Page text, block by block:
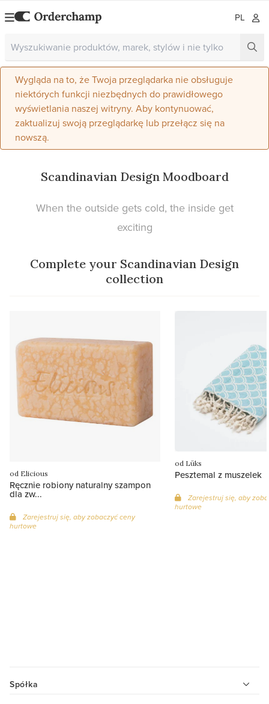
PL
Wygląda na to, że Twoja przeglądarka nie obsługuje
niektórych funkcji niezbędnych do prawidłowego
wyświetlania naszej witryny. Aby kontynuować,
zaktualizuj swoją przeglądarkę lub przełącz się na
nowszą.
Scandinavian Design Moodboard
When the outside gets cold, the inside get
exciting
Complete your Scandinavian Design
collection
od Elicious
Ręcznie robiony naturalny szampon
dla zw...
Zarejestruj się, aby zobaczyć ceny
hurtowe
od Lüks
Pesztemal z muszelek
Zarejestruj się, aby
hurtowe
Spółka